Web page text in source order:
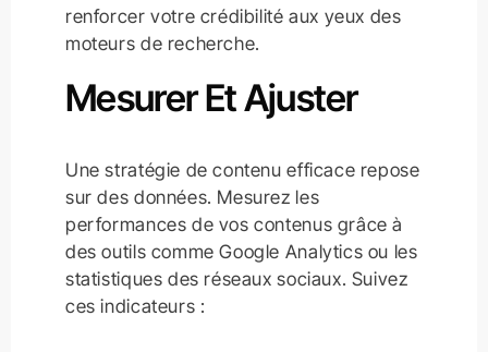
renforcer votre crédibilité aux yeux des
moteurs de recherche.
Mesurer Et Ajuster
Une stratégie de contenu efficace repose
sur des données. Mesurez les
performances de vos contenus grâce à
des outils comme Google Analytics ou les
statistiques des réseaux sociaux. Suivez
ces indicateurs :